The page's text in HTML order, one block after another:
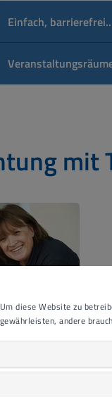
Einfach,
mit
Um diese Website zu
gewährleisten, andere